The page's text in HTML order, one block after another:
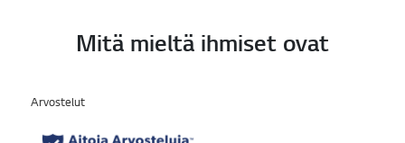
Mitä mieltä ihmiset ovat